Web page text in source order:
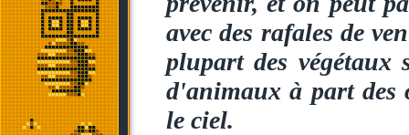
avec des rafales de
plupart des
d'animaux à part des
le ciel.